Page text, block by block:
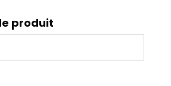
produit